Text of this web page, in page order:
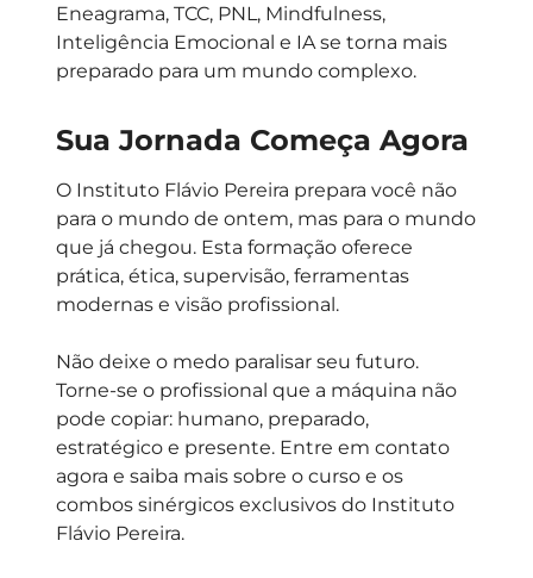
Eneagrama, TCC, PNL, Mindfulness,
Inteligência Emocional e IA se torna mais
preparado para um mundo complexo.
Sua Jornada Começa Agora
O Instituto Flávio Pereira prepara você não
para o mundo de ontem, mas para o mundo
que já chegou. Esta formação oferece
prática, ética, supervisão, ferramentas
modernas e visão profissional.
Não deixe o medo paralisar seu futuro.
Torne-se o profissional que a máquina não
pode copiar: humano, preparado,
estratégico e presente. Entre em contato
agora e saiba mais sobre o curso e os
combos sinérgicos exclusivos do Instituto
Flávio Pereira.